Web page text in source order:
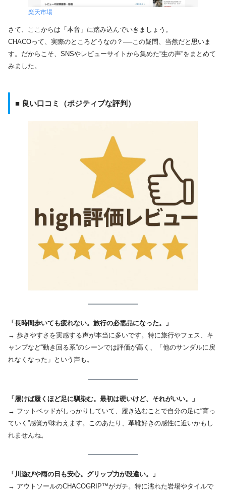
楽天市場
さて、ここからは「本音」に踏み込んでいきましょう。
CHACOって、実際のところどうなの？──この疑問、当然だと思いま
す。だからこそ、SNSやレビューサイトから集めた“生の声”をまとめて
みました。
■ 良い口コミ（ポジティブな評判）
「長時間歩いても疲れない。旅行の必需品になった。」
→ 歩きやすさを実感する声が本当に多いです。特に旅行やフェス、キ
ャンプなど“動き回る系”のシーンでは評価が高く、「他のサンダルに戻
れなくなった」という声も。
「履けば履くほど足に馴染む。最初は硬いけど、それがいい。」
→ フットベッドがしっかりしていて、履き込むことで自分の足に“育っ
ていく”感覚が味わえます。このあたり、革靴好きの感性に近いかもし
れませんね。
「川遊びや雨の日も安心。グリップ力が段違い。」
→ アウトソールのCHACOGRIP™がガチ。特に濡れた岩場やタイルで